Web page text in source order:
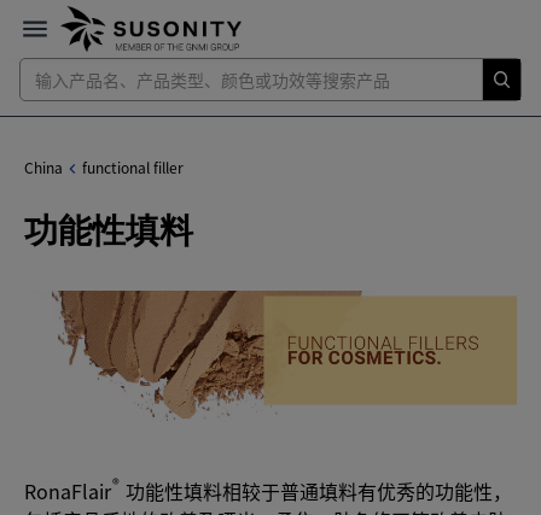
China functional filler
功能性填料
RonaFlair® 功能性填料相较于普通填料有优秀的功能性，